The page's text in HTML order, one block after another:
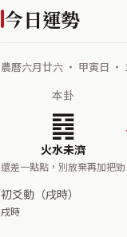
今日運勢
農曆六月廿六 ・ 甲寅日 ・
本卦
䷿
火水未濟
還差一點點，別放棄再加把勁
初爻動（戌時）
戌時